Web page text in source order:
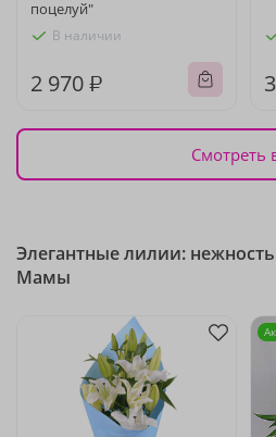
поцелуй"
В наличии
2 970 ₽
Смотреть
Элегантные лилии:
Мамы